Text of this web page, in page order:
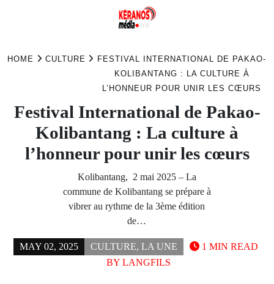
HOME CULTURE
FESTIVAL INTERNATIONAL DE PAKAO-
KOLIBANTANG : LA CULTURE À
L’HONNEUR POUR UNIR LES CŒURS
Festival International de Pakao-
Kolibantang : La culture à
l’honneur pour unir les cœurs
Kolibantang, 2 mai 2025 – La
commune de Kolibantang se prépare à
vibrer au rythme de la 3ème édition
de…
MAY 02, 2025 CULTURE, LA UNE
BY LANGFILS
1 MIN READ